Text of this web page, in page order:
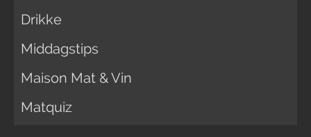
Drikke
Middagstips
Maison Mat & Vin
Matquiz